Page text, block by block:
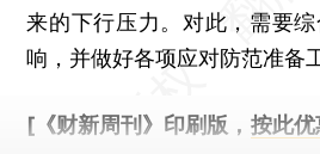
来的下行压力。对此，需要
响，并做好各项应对防范准备
[《财新周刊》印刷版， 按此